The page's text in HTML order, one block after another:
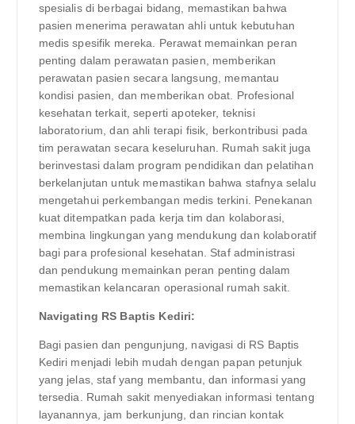
spesialis di berbagai bidang, memastikan bahwa
pasien menerima perawatan ahli untuk kebutuhan
medis spesifik mereka. Perawat memainkan peran
penting dalam perawatan pasien, memberikan
perawatan pasien secara langsung, memantau
kondisi pasien, dan memberikan obat. Profesional
kesehatan terkait, seperti apoteker, teknisi
laboratorium, dan ahli terapi fisik, berkontribusi pada
tim perawatan secara keseluruhan. Rumah sakit juga
berinvestasi dalam program pendidikan dan pelatihan
berkelanjutan untuk memastikan bahwa stafnya selalu
mengetahui perkembangan medis terkini. Penekanan
kuat ditempatkan pada kerja tim dan kolaborasi,
membina lingkungan yang mendukung dan kolaboratif
bagi para profesional kesehatan. Staf administrasi
dan pendukung memainkan peran penting dalam
memastikan kelancaran operasional rumah sakit.
Navigating RS Baptis Kediri:
Bagi pasien dan pengunjung, navigasi di RS Baptis
Kediri menjadi lebih mudah dengan papan petunjuk
yang jelas, staf yang membantu, dan informasi yang
tersedia. Rumah sakit menyediakan informasi tentang
layanannya, jam berkunjung, dan rincian kontak